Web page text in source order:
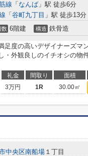
線 「 なんば 」駅 徒歩6分
「 谷町九丁目 」駅 徒歩13分
数 6階建 構造 鉄骨造
足度の高いデザイナーズマ
・外観良しのイチオシの物
礼金 間取り 面積
3万円 1R 30.00㎡
中央区南船場 １丁目